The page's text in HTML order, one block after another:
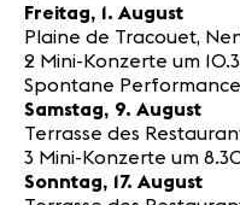
Freitag, 1. August
Plaine de Tracouet,
2 Mini-Konzerte um
Spontane
Samstag, 9. August
Terrasse des
3 Mini-Konzerte um
Sonntag, 17. August